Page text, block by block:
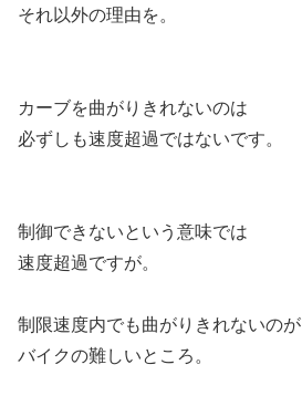
それ以外の理由を。
カーブを曲がりきれないのは
必ずしも速度超過ではないです。
制御できないという意味では
速度超過ですが。
制限速度内でも曲がりきれないのが
バイクの難しいところ。